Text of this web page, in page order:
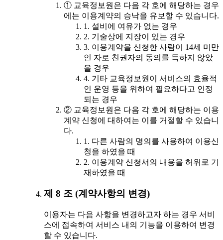
① 교육정보원은 다음 각 호에 해당하는 경우
에는 이용계약의 승낙을 유보할 수 있습니다.
1. 설비에 여유가 없는 경우
2. 기술상에 지장이 있는 경우
3. 이용계약을 신청한 사람이 14세 미만
인 자로 친권자의 동의를 득하지 않았
을 경우
4. 기타 교육정보원이 서비스의 효율적
인 운영 등을 위하여 필요하다고 인정
되는 경우
② 교육정보원은 다음 각 호에 해당하는 이용
계약 신청에 대하여는 이를 거절할 수 있습니
다.
1. 다른 사람의 명의를 사용하여 이용신
청을 하였을 때
2. 이용계약 신청서의 내용을 허위로 기
재하였을 때
제 8 조 (계약사항의 변경)
이용자는 다음 사항을 변경하고자 하는 경우 서비
스에 접속하여 서비스 내의 기능을 이용하여 변경
할 수 있습니다.